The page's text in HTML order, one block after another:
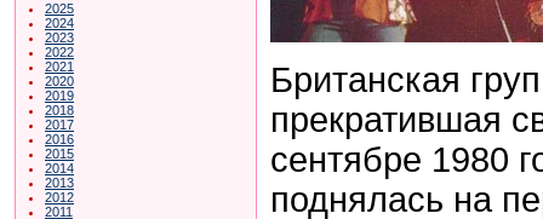
2025
2024
2023
2022
2021
2020
2019
2018
2017
2016
2015
2014
2013
2012
2011
Британская
прекратившая
сентябре 1980
поднялась на